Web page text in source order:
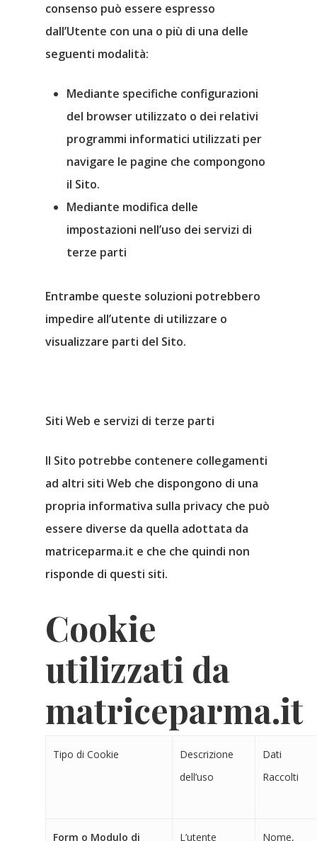
consenso può essere espresso
dall’Utente con una o più di una delle
seguenti modalità:
Mediante specifiche configurazioni
del browser utilizzato o dei relativi
programmi informatici utilizzati per
navigare le pagine che compongono
il Sito.
Mediante modifica delle
impostazioni nell’uso dei servizi di
terze parti
Entrambe queste soluzioni potrebbero
impedire all’utente di utilizzare o
visualizzare parti del Sito.
Siti Web e servizi di terze parti
Il Sito potrebbe contenere collegamenti
ad altri siti Web che dispongono di una
propria informativa sulla privacy che può
essere diverse da quella adottata da
matriceparma.it e che che quindi non
risponde di questi siti.
Cookie
utilizzati da
matriceparma.it
Tipo di Cookie
Descrizione
dell’uso
Dati
Raccolti
Form o Modulo di
L’utente
Nome,